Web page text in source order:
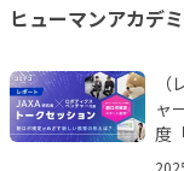
ヒューマンアカデ
ャ
度